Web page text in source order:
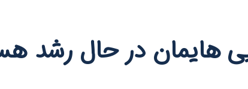
هایمان در حال رشد